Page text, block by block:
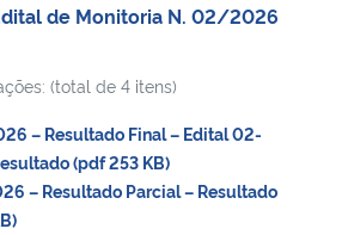
Regional
e dos Direitos Humanos
de Monitoria N. 02/2026
(total de 4 itens)
– Resultado Final – Edital 02-
(pdf 253 KB)
– Resultado Parcial – Resultado